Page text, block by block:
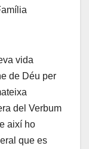
vida
de Déu per
del Verbum
així ho
que es